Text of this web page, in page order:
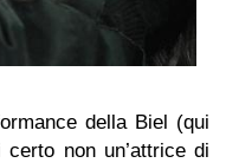
della Biel (qui
non un’attrice di